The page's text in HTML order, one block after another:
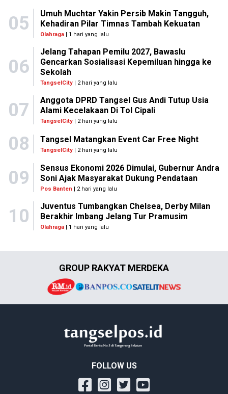
05
Umuh Muchtar Yakin Persib Makin Tangguh,
Kehadiran Pilar Timnas Tambah Kekuatan
Olahraga| 1 hari yang lalu
06
Jelang Tahapan Pemilu 2027, Bawaslu
Gencarkan Sosialisasi Kepemiluan hingga ke
Sekolah
TangselCity| 2 hari yang lalu
07
Anggota DPRD Tangsel Gus Andi Tutup Usia
Alami Kecelakaan Di Tol Cipali
TangselCity| 2 hari yang lalu
08 Tangsel Matangkan Event Car Free Night
TangselCity | 2 hari yang lalu
09
Sensus Ekonomi 2026 Dimulai, Gubernur Andra
Soni Ajak Masyarakat Dukung Pendataan
Pos Banten | 2 hari yang lalu
10
Juventus Tumbangkan Chelsea, Derby Milan
Berakhir Imbang Jelang Tur Pramusim
Olahraga| 1 hari yang lalu
GROUP RAKYAT MERDEKA
FOLLOW US